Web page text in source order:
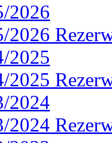
2026
2026
2025
2025
2024
2024